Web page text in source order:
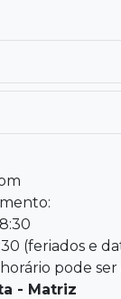
(feriados e
pode
- Matriz